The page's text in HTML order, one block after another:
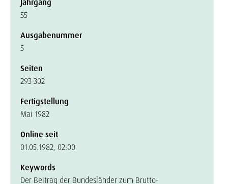
Jahrgang
55
Ausgabenummer
5
Seiten
293-302
Fertigstellung
Mai 1982
Online seit
01.05.1982, 02:00
Keywords
Der Beitrag der Bundesländer zum Brutto-